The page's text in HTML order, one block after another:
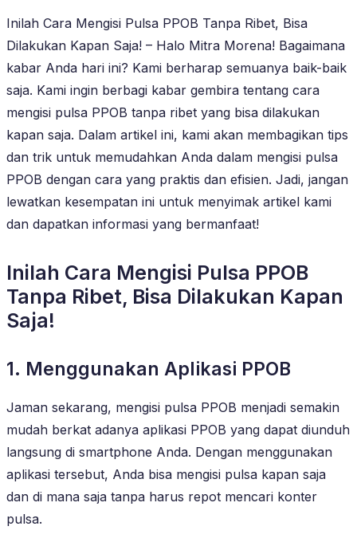
Inilah Cara Mengisi Pulsa PPOB Tanpa Ribet, Bisa
Dilakukan Kapan Saja! – Halo Mitra Morena! Bagaimana
kabar Anda hari ini? Kami berharap semuanya baik-baik
saja. Kami ingin berbagi kabar gembira tentang cara
mengisi pulsa PPOB tanpa ribet yang bisa dilakukan
kapan saja. Dalam artikel ini, kami akan membagikan tips
dan trik untuk memudahkan Anda dalam mengisi pulsa
PPOB dengan cara yang praktis dan efisien. Jadi, jangan
lewatkan kesempatan ini untuk menyimak artikel kami
dan dapatkan informasi yang bermanfaat!
Inilah Cara Mengisi Pulsa PPOB
Tanpa Ribet, Bisa Dilakukan Kapan
Saja!
1. Menggunakan Aplikasi PPOB
Jaman sekarang, mengisi pulsa PPOB menjadi semakin
mudah berkat adanya aplikasi PPOB yang dapat diunduh
langsung di smartphone Anda. Dengan menggunakan
aplikasi tersebut, Anda bisa mengisi pulsa kapan saja
dan di mana saja tanpa harus repot mencari konter
pulsa.